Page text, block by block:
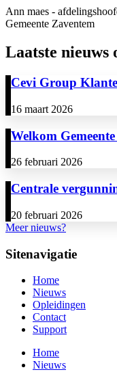
Ann maes -
Gemeente Zaventem
Laatste nieuws
Cevi Group
16 maart 2026
Welkom
26 februari 2026
Centrale
20 februari 2026
Meer nieuws?
Sitenavigatie
Home
Nieuws
Opleidingen
Contact
Support
Home
Nieuws